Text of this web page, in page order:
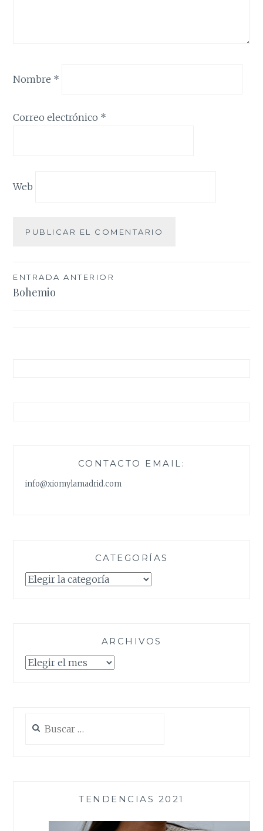
Nombre *
Correo electrónico *
Web
Navegación
de
ENTRADA ANTERIOR
Bohemio
CONTACTO EMAIL:
info@xiomylamadrid.com
CATEGORÍAS
Categorías
ARCHIVOS
Archivos
TENDENCIAS 2021